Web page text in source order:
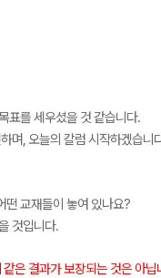
표를 세우셨을 것 같습니다.
며, 오늘의 칼럼 시작하겠습니
떤 교재들이 놓여 있나요?
것입니다.
은 결과가 보장되는 것은 아닙